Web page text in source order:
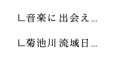
音楽に出会え…
菊池川流域日…